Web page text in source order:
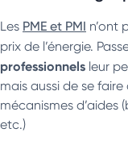
Les PME et PMI n’ont
prix de l’énergie.
professionnels leur
mais aussi de se
mécanismes d’aides
etc.)